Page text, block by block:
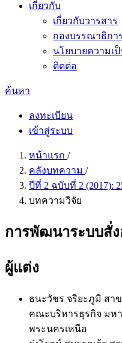
เกี่ยวกับ
เกี่ยวกับวารสาร
กองบรรณาธิกา
นโยบายความเ
ติดต่อ
ค้นหา
ลงทะเบียน
เข้าสู่ระบบ
หน้าแรก /
คลังบทความ /
ปีที่ 2 ฉบับที่ 2 (2017):
บทความวิจัย
การพัฒนาระบบสั่
ผู้แต่ง
ธนะวัชร จริยะภูมิ สา
คณะบริหารธุรกิจ มห
พระนครเหนือ